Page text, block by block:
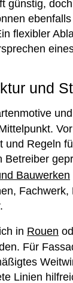
günstig,
flexibler
und
und Regeln
Betreiber
Bauwerken
Fachwerk,
in Rouen
Für
Linien